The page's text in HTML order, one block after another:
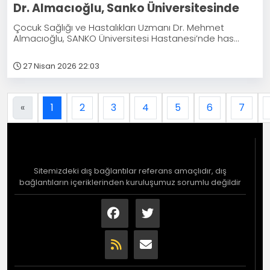
Dr. Almacıoğlu, Sanko Üniversitesinde
Çocuk Sağlığı ve Hastalıkları Uzmanı Dr. Mehmet
Almacıoğlu, SANKO Üniversitesi Hastanesi’nde has...
27 Nisan 2026 22:03
« 1 2 3 4 5 6 7
Sitemizdeki dış bağlantılar referans amaçlıdır, dış
bağlantıların içeriklerinden kuruluşumuz sorumlu değildir